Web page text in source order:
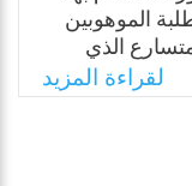
الموهوبين
الذي
والمجتمع
الأنظمة
لقراءة المزيد